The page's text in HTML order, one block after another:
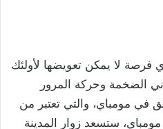
لا يمكن تعويضها لأولئك
الضخمة وحركة المرور
في مومباي، والتي تعتبر من
ستسعد زوار المدينة